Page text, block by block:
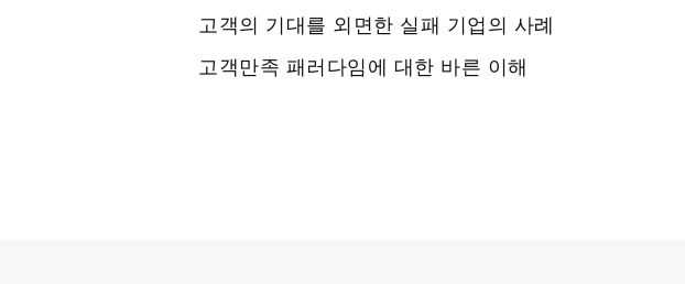
고객의 기대를 외면한 실패 기업의 사례
고객만족 패러다임에 대한 바른 이해